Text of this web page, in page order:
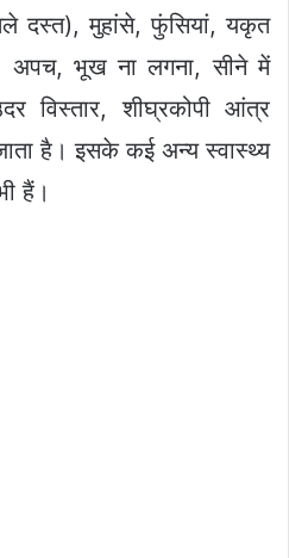
दस्त), मुहांसे, फुंसियां, यकृत
अपच, भूख ना लगना, सीने में
विस्तार, शीघ्रकोपी आंत्र
है। इसके कई अन्य स्वास्थ्य
हैं।